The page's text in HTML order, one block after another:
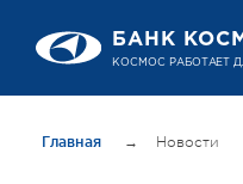
Главная → Новости